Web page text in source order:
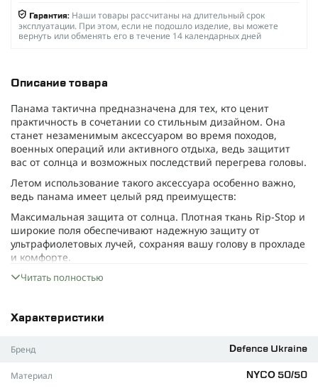
Гарантия: Наши товары рассчитаны на длительный срок
эксплуатации. При этом, если не подошло изделие, вы можете
вернуть или обменять его в течение 14 календарных дней
Описание товара
Панама тактична предназначена для тех, кто ценит
практичность в сочетании со стильным дизайном. Она
станет незаменимым аксессуаром во время походов,
военных операций или активного отдыха, ведь защитит
вас от солнца и возможных последствий перегрева головы.
Летом использование такого аксессуара особенно важно,
ведь панама имеет целый ряд преимуществ:
Максимальная защита от солнца. Плотная ткань Rip-Stop и
широкие поля обеспечивают надежную защиту от
ультрафиолетовых лучей, сохраняя вашу голову в прохладе
и комфорте.
Отличная вентиляция. Сетчатые вставки по всей панаме
Универсальная посадка. Регулируемая утяжка позволяет
обеспечивая комфортную фиксацию даже в ветреную
Читать полностью
Характеристики
Бренд Defence Ukraine
Материал NYCO 50/50